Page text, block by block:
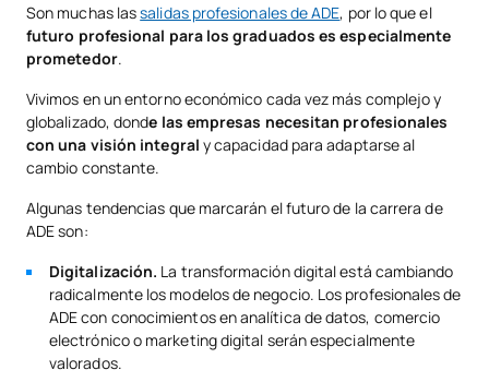
Son muchas lassalidas profesionales de ADE, por lo que el
futuro profesional para los graduados es especialmente
prometedor.
Vivimos en un entorno económico cada vez más complejo y
globalizado, donde las empresas necesitan profesionales
con una visión integral y capacidad para adaptarse al
cambio constante.
Algunas tendencias que marcarán el futuro de la carrera de
ADE son:
Digitalización. La transformación digital está cambiando
radicalmente los modelos de negocio. Los profesionales de
ADE con conocimientos en analítica de datos, comercio
electrónico o marketing digital serán especialmente
valorados.